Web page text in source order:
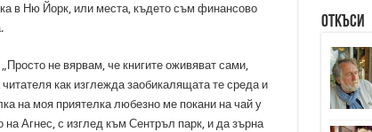
в Ню Йорк, или места, където съм финансово
не вярвам, че книгите оживяват сами,
как изглежда заобикалящата те среда и
на моя приятелка любезно ме покани на чай у
Агнес, с изглед към Сентръл парк, и да зърна
Откъси